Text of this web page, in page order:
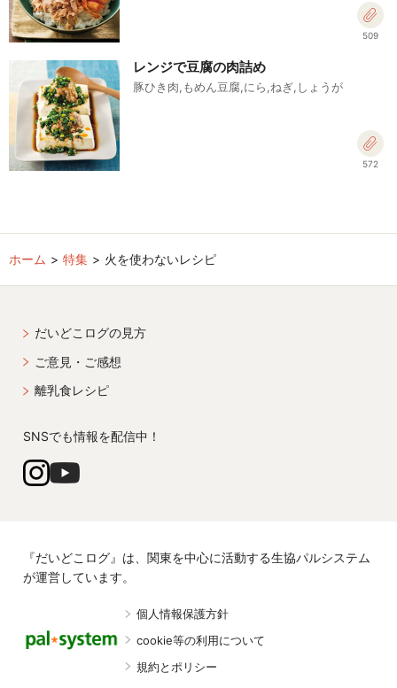
509
レンジで豆腐の肉詰め
豚ひき肉,もめん豆腐,にら,ねぎ,しょうが
572
ホーム 特集 火を使わないレシピ
だいどこログの見方
ご意見・ご感想
離乳食レシピ
SNSでも情報を配信中！
『だいどこログ』は、関東を中心に活動する生協パルシステム
が運営しています。
個人情報保護方針
cookie等の利用について
規約とポリシー